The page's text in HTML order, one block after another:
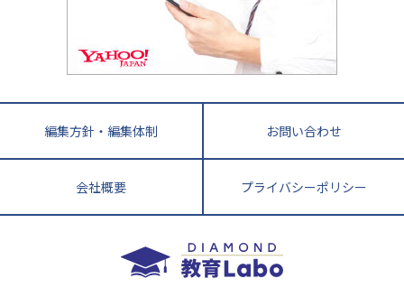
長崎県 熊本県
鹿児島県 沖縄県
教育ジャーナリストが徹底解説！ 大学受験の羅
編集方針・編集体制 お問い合わせ
会社概要 プライバシーポリシー